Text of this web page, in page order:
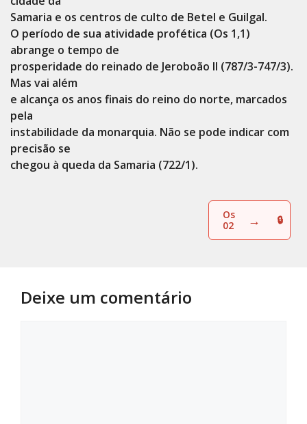
Samaria e os centros de culto de Betel e Guilgal.
O período de sua atividade profética (Os 1,1)
abrange o tempo de
prosperidade do reinado de Jeroboão II (787/3-747/3).
Mas vai além
e alcança os anos finais do reino do norte, marcados
pela
instabilidade da monarquia. Não se pode indicar com
precisão se
chegou à queda da Samaria (722/1).
Os
02
→
Deixe um comentário